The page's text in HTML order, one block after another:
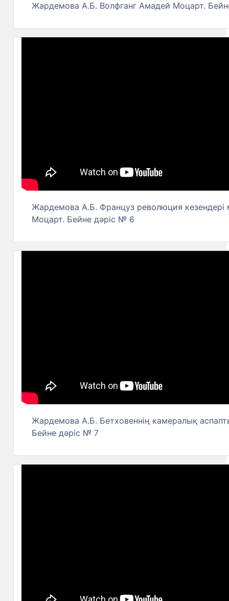
Жардемова А.Б. Волфганг Амадей Моцарт.
Жардемова А.Б. Француз революция
Моцарт. Бейне дәріс № 6
Жардемова А.Б. Бетховеннің камералық
Бейне дәріс № 7